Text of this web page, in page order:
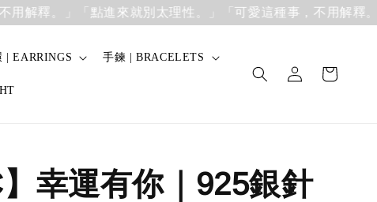
。」「點進來就別太理性。」「可愛這種事，不用解釋。」「
| EARRINGS 手鍊 | BRACELETS
】幸運有你｜925銀針